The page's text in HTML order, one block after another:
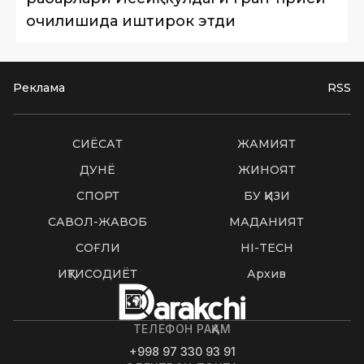
очилишида иштирок этди
Реклама RSS
СИËСАТ
ЖАМИЯТ
ДУНË
ЖИНОЯТ
СПОРТ
БУ ҚИЗИҚ
САВОЛ-ЖАВОБ
МАДАНИЯТ
СОҒЛИҚ
HI-TECH
ИҚТИСОДИЁТ
Архив
ТЕЛЕФОН РАҚАМ
+998 97 330 93 91